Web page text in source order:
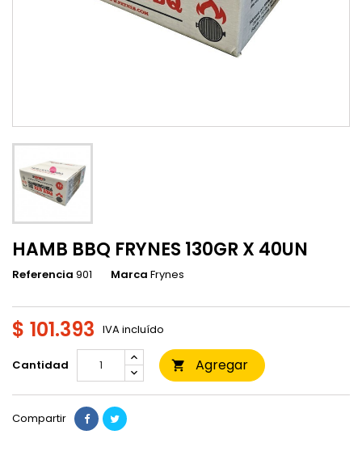
HAMB BBQ FRYNES 130GR X 40UN
Referencia 901 Marca Frynes
$ 101.393 IVA incluído
Cantidad  Agregar
Compartir